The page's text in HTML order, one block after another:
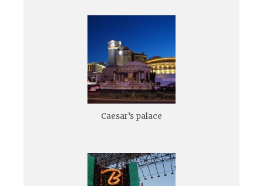
Caesar’s palace